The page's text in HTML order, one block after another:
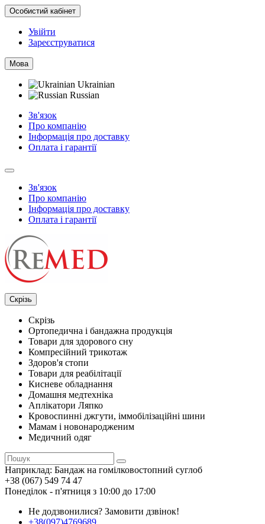
Особистий кабінет
Увійти
Зареєструватися
Мова
Ukrainian
Russian
Зв'язок
Про компанію
Інформація про доставку
Оплата і гарантії
Зв'язок
Про компанію
Інформація про доставку
Оплата і гарантії
Скрізь
Скрізь
Ортопедична і бандажна продукція
Товари для здорового сну
Компресійний трикотаж
Здоров'я стопи
Товари для реабілітації
Кисневе обладнання
Домашня медтехніка
Аплікатори Ляпко
Кровоспинні джгути, іммобілізаційні шини
Мамам і новонародженим
Медичний одяг
Наприклад: Бандаж на гомілковостопний суглоб
+38 (067) 549 74 47
Понеділок - п'ятниця з 10:00 до 17:00
Не додзвонилися? Замовити дзвінок!
+38(097)4769689